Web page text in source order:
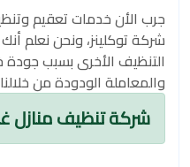
جرب الأن خدمات تعقيم
شركة توكلينز، ونحن نعلم
التنظيف الأخرى بسبب جودة
والمعاملة الودودة من
شركة تنظيف منازل